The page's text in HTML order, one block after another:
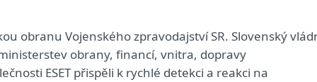
obranu Vojenského zpravodajství SR. Slovenský
obrany, financí, vnitra, dopravy
ESET přispěli k rychlé detekci a reakci na